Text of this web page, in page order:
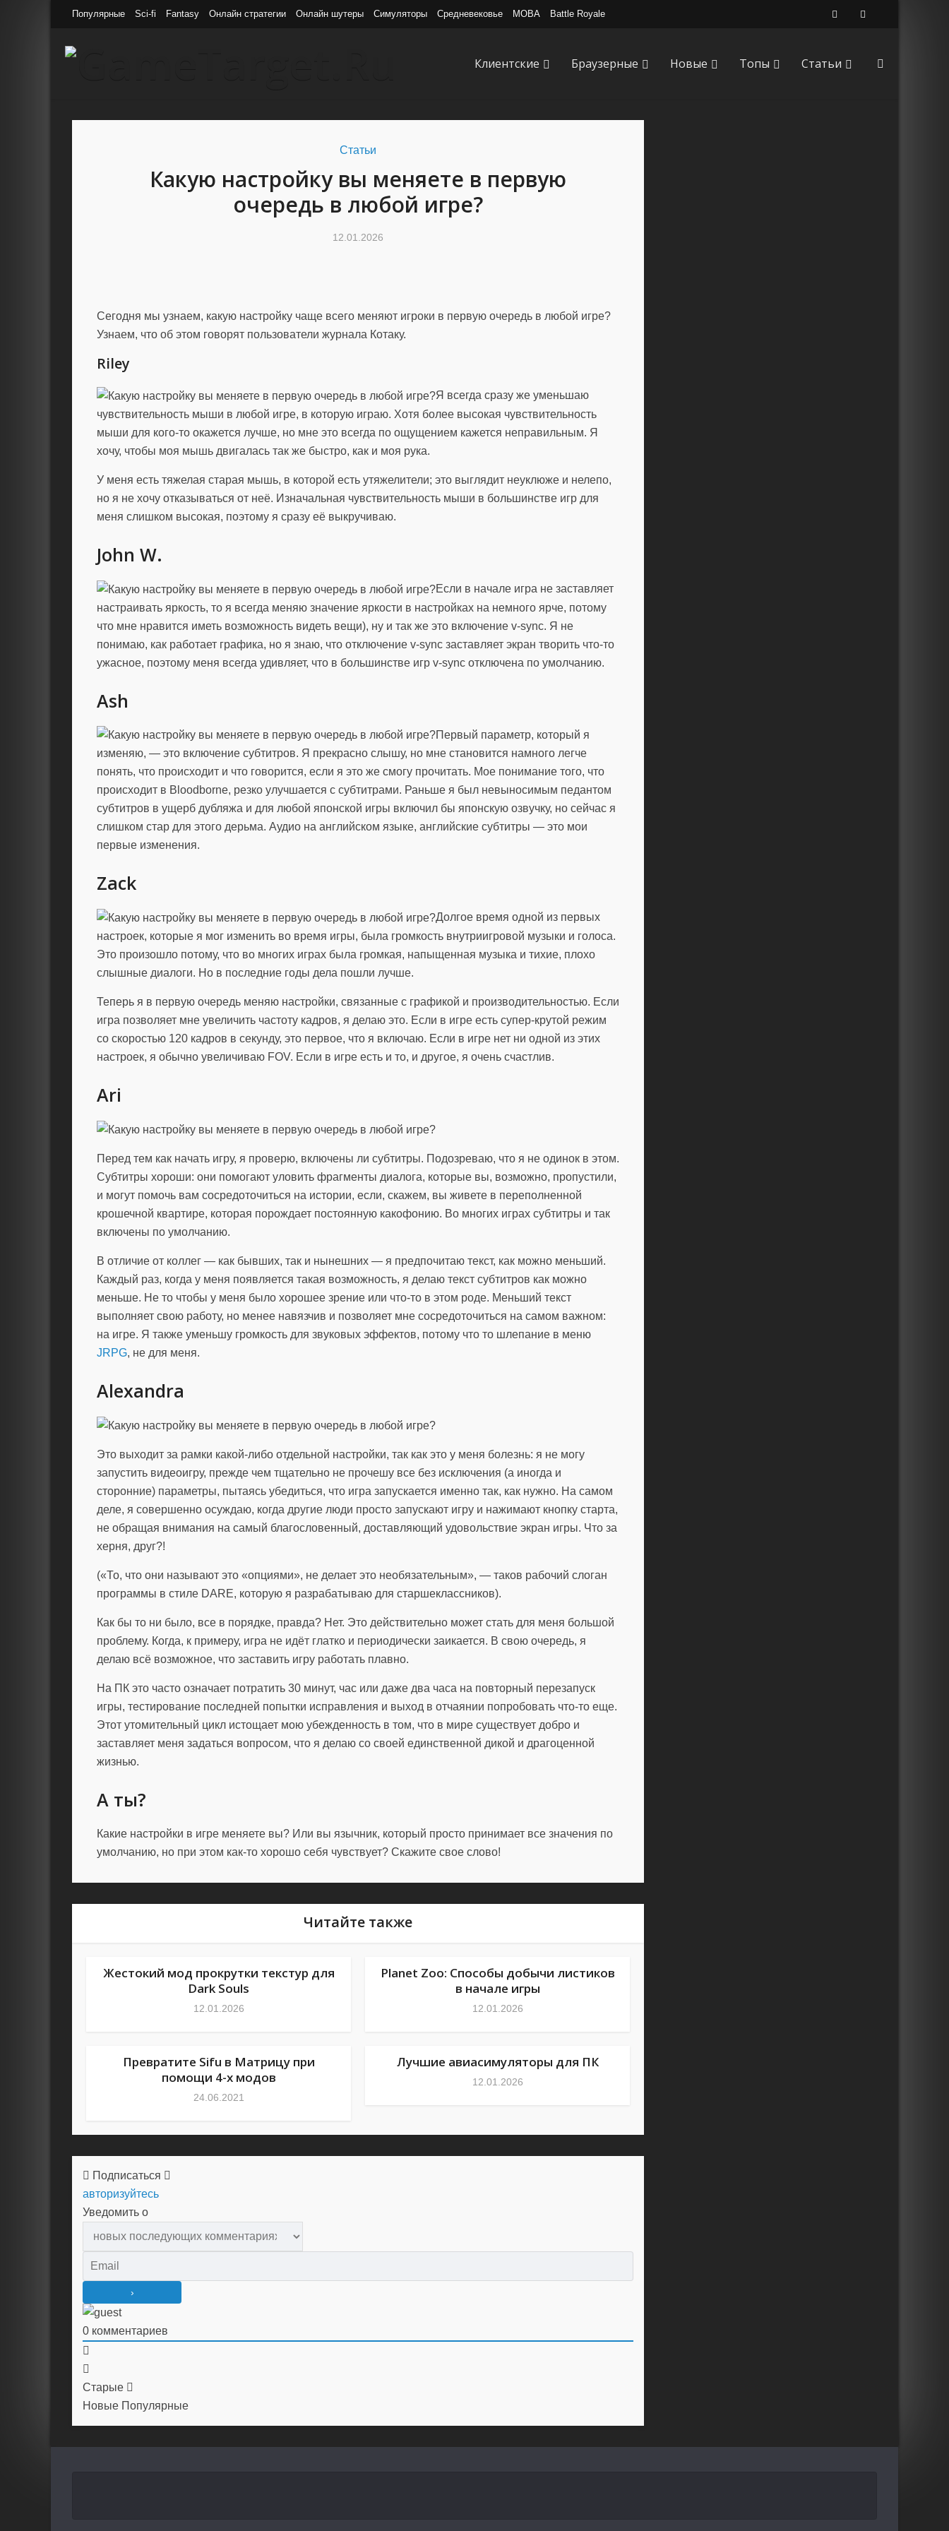
Популярные Sci-fi Fantasy Онлайн стратегии Онлайн шутеры Симуляторы Средневековье MOBA Battle Royale
Клиентские Браузерные Новые Топы Статьи
Статьи
Какую настройку вы меняете в первую
очередь в любой игре?
12.01.2026
Сегодня мы узнаем, какую настройку чаще всего меняют игроки в первую очередь в любой игре?
Узнаем, что об этом говорят пользователи журнала Котаку.
Riley
Я всегда сразу же уменьшаю
чувствительность мыши в любой игре, в которую играю. Хотя более высокая чувствительность
мыши для кого-то окажется лучше, но мне это всегда по ощущением кажется неправильным. Я
хочу, чтобы моя мышь двигалась так же быстро, как и моя рука.
У меня есть тяжелая старая мышь, в которой есть утяжелители; это выглядит неуклюже и нелепо,
но я не хочу отказываться от неё. Изначальная чувствительность мыши в большинстве игр для
меня слишком высокая, поэтому я сразу её выкручиваю.
John W.
Если в начале игра не заставляет
настраивать яркость, то я всегда меняю значение яркости в настройках на немного ярче, потому
что мне нравится иметь возможность видеть вещи), ну и так же это включение v-sync. Я не
понимаю, как работает графика, но я знаю, что отключение v-sync заставляет экран творить что-то
ужасное, поэтому меня всегда удивляет, что в большинстве игр v-sync отключена по умолчанию.
Ash
Первый параметр, который я
изменяю, — это включение субтитров. Я прекрасно слышу, но мне становится намного легче
понять, что происходит и что говорится, если я это же смогу прочитать. Мое понимание того, что
происходит в Bloodborne, резко улучшается с субтитрами. Раньше я был невыносимым педантом
субтитров в ущерб дубляжа и для любой японской игры включил бы японскую озвучку, но сейчас я
слишком стар для этого дерьма. Аудио на английском языке, английские субтитры — это мои
первые изменения.
Zack
Долгое время одной из первых
настроек, которые я мог изменить во время игры, была громкость внутриигровой музыки и голоса.
Это произошло потому, что во многих играх была громкая, напыщенная музыка и тихие, плохо
слышные диалоги. Но в последние годы дела пошли лучше.
Теперь я в первую очередь меняю настройки, связанные с графикой и производительностью. Если
игра позволяет мне увеличить частоту кадров, я делаю это. Если в игре есть супер-крутой режим
со скоростью 120 кадров в секунду, это первое, что я включаю. Если в игре нет ни одной из этих
настроек, я обычно увеличиваю FOV. Если в игре есть и то, и другое, я очень счастлив.
Ari
Перед тем как начать игру, я проверю, включены ли субтитры. Подозреваю, что я не одинок в этом.
Субтитры хороши: они помогают уловить фрагменты диалога, которые вы, возможно, пропустили,
и могут помочь вам сосредоточиться на истории, если, скажем, вы живете в переполненной
крошечной квартире, которая порождает постоянную какофонию. Во многих играх субтитры и так
включены по умолчанию.
В отличие от коллег — как бывших, так и нынешних — я предпочитаю текст, как можно меньший.
Каждый раз, когда у меня появляется такая возможность, я делаю текст субтитров как можно
меньше. Не то чтобы у меня было хорошее зрение или что-то в этом роде. Меньший текст
выполняет свою работу, но менее навязчив и позволяет мне сосредоточиться на самом важном:
на игре. Я также уменьшу громкость для звуковых эффектов, потому что то шлепание в меню
JRPG, не для меня.
Alexandra
Это выходит за рамки какой-либо отдельной настройки, так как это у меня болезнь: я не могу
запустить видеоигру, прежде чем тщательно не прочешу все без исключения (а иногда и
сторонние) параметры, пытаясь убедиться, что игра запускается именно так, как нужно. На самом
деле, я совершенно осуждаю, когда другие люди просто запускают игру и нажимают кнопку старта,
не обращая внимания на самый благословенный, доставляющий удовольствие экран игры. Что за
херня, друг?!
(«То, что они называют это «опциями», не делает это необязательным», — таков рабочий слоган
программы в стиле DARE, которую я разрабатываю для старшеклассников).
Как бы то ни было, все в порядке, правда? Нет. Это действительно может стать для меня большой
проблему. Когда, к примеру, игра не идёт глатко и периодически заикается. В свою очередь, я
делаю всё возможное, что заставить игру работать плавно.
На ПК это часто означает потратить 30 минут, час или даже два часа на повторный перезапуск
игры, тестирование последней попытки исправления и выход в отчаянии попробовать что-то еще.
Этот утомительный цикл истощает мою убежденность в том, что в мире существует добро и
заставляет меня задаться вопросом, что я делаю со своей единственной дикой и драгоценной
жизнью.
А ты?
Какие настройки в игре меняете вы? Или вы язычник, который просто принимает все значения по
умолчанию, но при этом как-то хорошо себя чувствует? Скажите свое слово!
Читайте также
Жестокий мод прокрутки текстур для
Dark Souls
12.01.2026
Planet Zoo: Способы добычи листиков
в начале игры
12.01.2026
Превратите Sifu в Матрицу при
помощи 4-х модов
24.06.2021
Лучшие авиасимуляторы для ПК
12.01.2026
Подписаться
авторизуйтесь
Уведомить о
0 комментариев
Старые
Новые Популярные